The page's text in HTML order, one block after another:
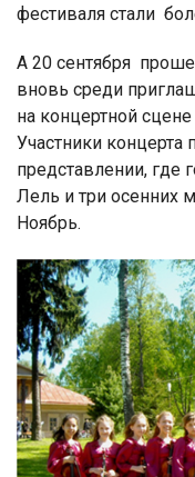
фестиваля стали
А 20 сентября
вновь среди
на концертной
Участники концерта
представлении, где
Лель и три осенних
Ноябрь.